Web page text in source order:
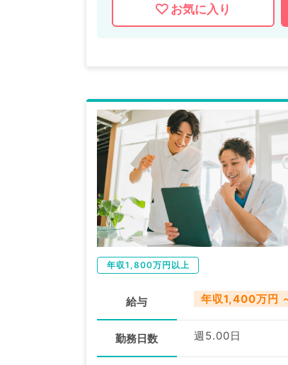
お気に入り
年収1,800万円以上
給与 年収1,400万円
勤務日数 週5.00日